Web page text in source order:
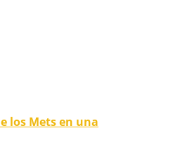
los Mets en una